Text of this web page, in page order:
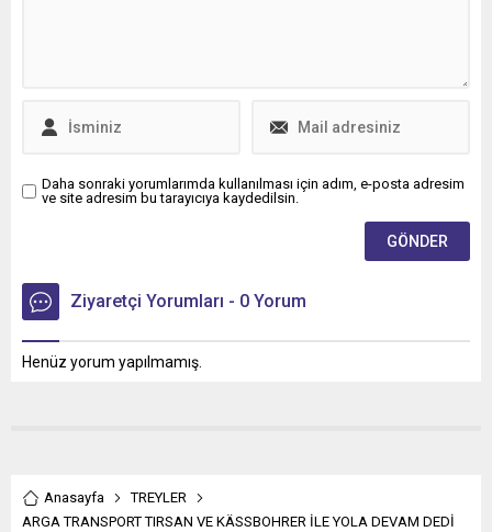
Daha sonraki yorumlarımda kullanılması için adım, e-posta adresim
ve site adresim bu tarayıcıya kaydedilsin.
Ziyaretçi Yorumları - 0 Yorum
Henüz yorum yapılmamış.
Anasayfa
TREYLER
ARGA TRANSPORT TIRSAN VE KÄSSBOHRER İLE YOLA DEVAM DEDİ